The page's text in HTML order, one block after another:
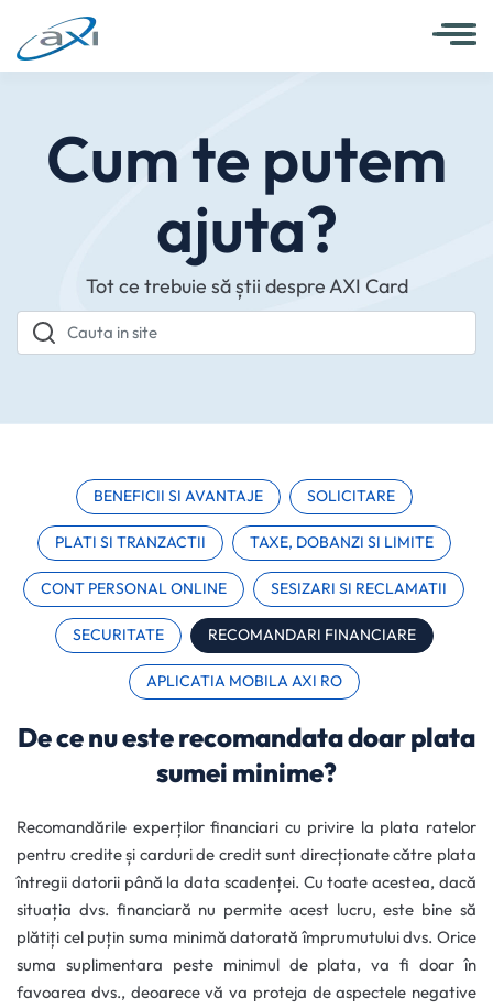
Cum te putem
ajuta?
Tot ce trebuie să știi despre AXI Card
BENEFICII SI AVANTAJE SOLICITARE
PLATI SI TRANZACTII TAXE, DOBANZI SI LIMITE
CONT PERSONAL ONLINE SESIZARI SI RECLAMATII
SECURITATE RECOMANDARI FINANCIARE
APLICATIA MOBILA AXI RO
De ce nu este recomandata doar plata
sumei minime?
Recomandările experților financiari cu privire la plata ratelor
pentru credite și carduri de credit sunt direcționate către plata
întregii datorii până la data scadenței. Cu toate acestea, dacă
situația dvs. financiară nu permite acest lucru, este bine să
plătiți cel puțin suma minimă datorată împrumutului dvs. Orice
suma suplimentara peste minimul de plata, va fi doar în
favoarea dvs., deoarece vă va proteja de aspectele negative